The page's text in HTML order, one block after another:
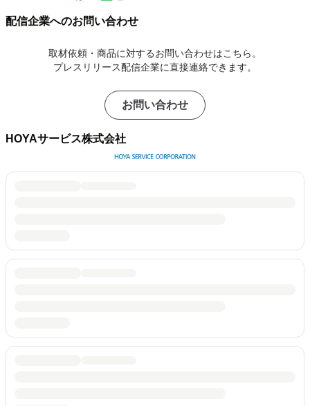
配信企業へのお問い合わせ
取材依頼・商品に対するお問い合わせはこちら。
プレスリリース配信企業に直接連絡できます。
お問い合わせ
HOYAサービス株式会社